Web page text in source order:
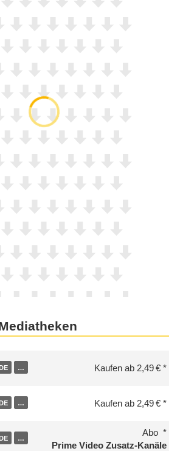
… Kaufen ab 2,49 €
… Kaufen ab 2,49 €
…
Abo
Prime Video Zusatz-Kanäle